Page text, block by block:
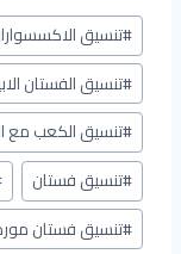
وسوم
المقال:
#تنسيق
#تنسيق الفستان
#تنسيق الكعب مع
#تنسيق فستان
#تنسيق فستان